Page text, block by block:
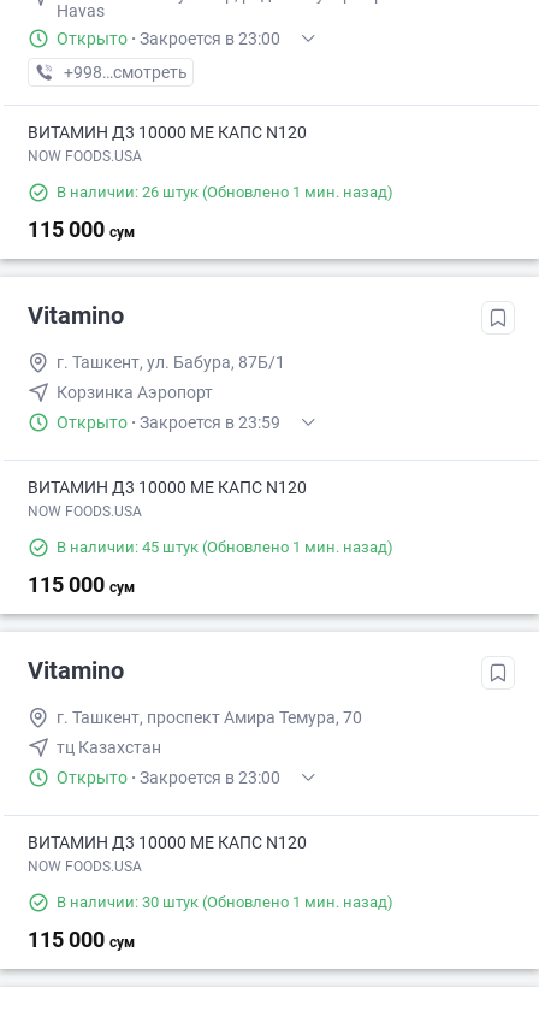
Havas
Открыто · Закроется в 23:00
+998 (95) XXX-XX-XX
смотреть
ВИТАМИН Д3 10000 МЕ КАПС N120
NOW FOODS.USA
В наличии: 26 штук (Обновлено 1 мин. назад)
115 000 сум
Vitamino
г. Ташкент, ул. Бабура, 87Б/1
Корзинка Аэропорт
Открыто · Закроется в 23:59
ВИТАМИН Д3 10000 МЕ КАПС N120
NOW FOODS.USA
В наличии: 45 штук (Обновлено 1 мин. назад)
115 000 сум
Vitamino
г. Ташкент, проспект Амира Темура, 70
тц Казахстан
Открыто · Закроется в 23:00
ВИТАМИН Д3 10000 МЕ КАПС N120
NOW FOODS.USA
В наличии: 30 штук (Обновлено 1 мин. назад)
115 000 сум